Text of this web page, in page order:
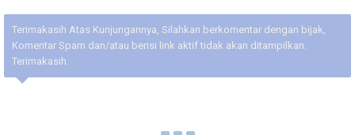
Terimakasih Atas Kunjungannya, Silahkan berkomentar dengan bijak,
Komentar Spam dan/atau berisi link aktif tidak akan ditampilkan.
Terimakasih.